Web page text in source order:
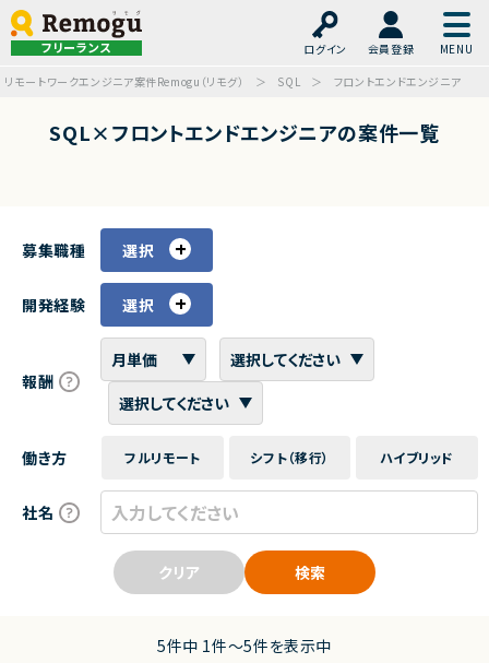
フリーランス ログイン
会員登録
リモートワークエンジニア案件Remogu（リモグ）
SQL フロントエンドエンジニア
SQL×フロントエンドエンジニアの案件一覧
募集職種 選択
開発経験 選択
報酬
働き方 フルリモート シフト（移行） ハイブリッド
社名
クリア 検索
5件中 1件〜5件を表示中